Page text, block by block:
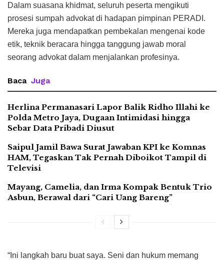
Dalam suasana khidmat, seluruh peserta mengikuti
prosesi sumpah advokat di hadapan pimpinan PERADI.
Mereka juga mendapatkan pembekalan mengenai kode
etik, teknik beracara hingga tanggung jawab moral
seorang advokat dalam menjalankan profesinya.
Baca Juga
Herlina Permanasari Lapor Balik Ridho Illahi ke
Polda Metro Jaya, Dugaan Intimidasi hingga
Sebar Data Pribadi Diusut
Saipul Jamil Bawa Surat Jawaban KPI ke Komnas
HAM, Tegaskan Tak Pernah Diboikot Tampil di
Televisi
Mayang, Camelia, dan Irma Kompak Bentuk Trio
Asbun, Berawal dari “Cari Uang Bareng”
“Ini langkah baru buat saya. Seni dan hukum memang